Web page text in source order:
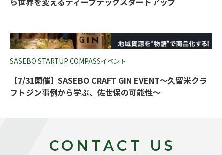
SASEBO STARTUP COMPASSイベント
【7/31開催】SASEBO CRAFT GIN EVENT～久留米クラ
フトジン事例から学ぶ、佐世保の可能性～
CONTACT US